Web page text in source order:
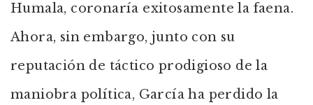
Humala, coronaría exitosamente la faena.
Ahora, sin embargo, junto con su
reputación de táctico prodigioso de la
maniobra política, García ha perdido la